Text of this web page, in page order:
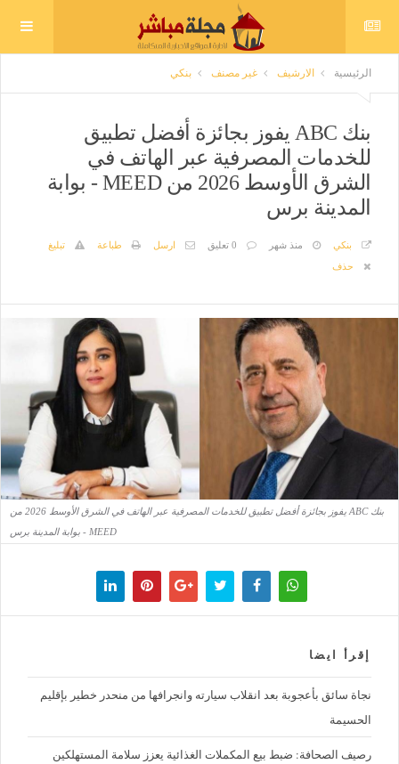
الرئيسية الارشيف غير مصنف بنكي
بنك ABC يفوز بجائزة أفضل تطبيق
للخدمات المصرفية عبر الهاتف في
الشرق الأوسط 2026 من MEED - بوابة
المدينة برس
بنكي منذ شهر 0 تعليق ارسل طباعة
تبليغ
حذف
بنك ABC يفوز بجائزة أفضل تطبيق للخدمات المصرفية عبر الهاتف في الشرق الأوسط 2026 من
MEED - بوابة المدينة برس
إقرأ ايضا
نجاة سائق بأعجوبة بعد انقلاب سيارته وانجرافها من منحدر خطير بإقليم
الحسيمة
رصيف الصحافة: ضبط بيع المكملات الغذائية يعزز سلامة المستهلكين